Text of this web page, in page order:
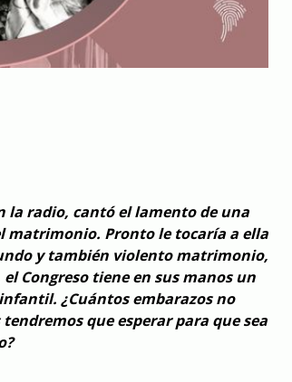
la radio, cantó el lamento de una
matrimonio. Pronto le tocaría a ella
y también violento matrimonio,
Congreso tiene en sus manos un
¿Cuántos embarazos no
que esperar para que sea